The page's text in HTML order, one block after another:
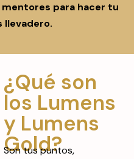
para hacer tu
llevadero.
¿Qué son
los Lumens
y Lumens
Gold?
Son tus puntos,